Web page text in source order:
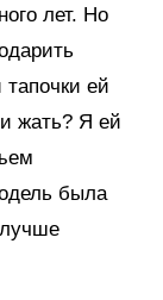
лет. Но
ей
жать? Я ей
была